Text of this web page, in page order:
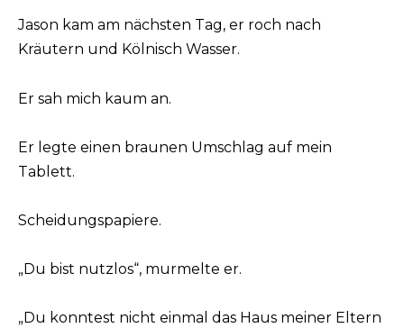
Jason kam am nächsten Tag, er roch nach
Kräutern und Kölnisch Wasser.
Er sah mich kaum an.
Er legte einen braunen Umschlag auf mein
Tablett.
Scheidungspapiere.
„Du bist nutzlos“, murmelte er.
„Du konntest nicht einmal das Haus meiner Eltern